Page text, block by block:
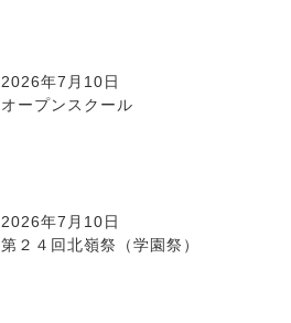
2026年7月10日
オープンスクール
2026年7月10日
第２４回北嶺祭（学園祭）